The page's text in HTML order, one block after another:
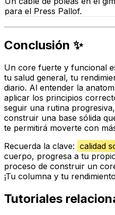
para el Press Pallof.
Conclusión ✨
Un core fuerte y funcional
tu salud general, tu
diario. Al entender la
aplicar los principios
seguir una rutina
construir una base sólida
te permitirá moverte con
Recuerda la clave: calidad
cuerpo, progresa a tu
proceso de construir un
¡Tu columna y tu
Tutoriales